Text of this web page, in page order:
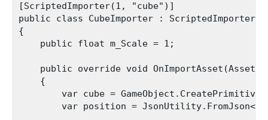
[ScriptedImporter(1, "cube")]
public class CubeImporter : ScriptedImporter
{
    public float m_Scale = 1;
public override void
    {
var cube =
var position =